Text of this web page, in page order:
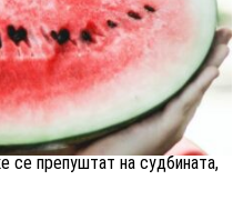
се препуштат на судбината,